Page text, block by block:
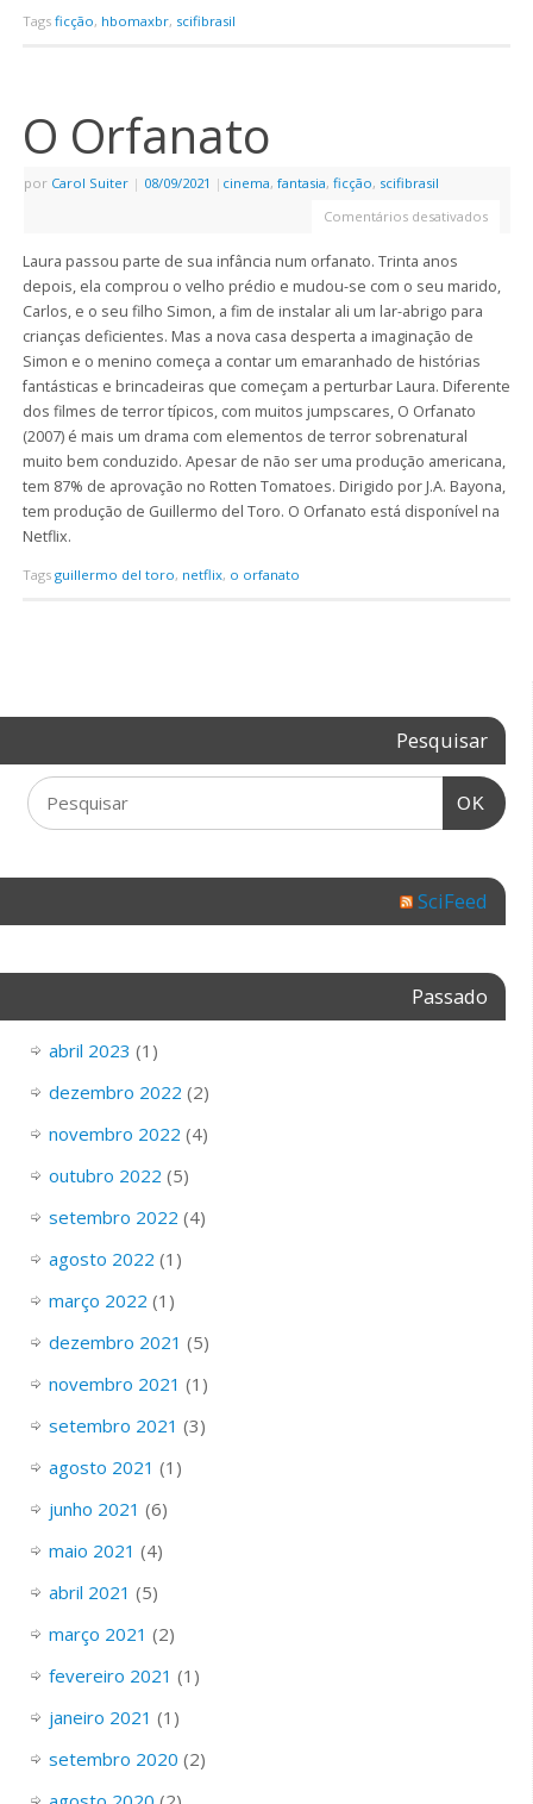
Tags ficção, hbomaxbr, scifibrasil
O Orfanato
por Carol Suiter | 08/09/2021 | cinema, fantasia, ficção, scifibrasil
Comentários desativados
Laura passou parte de sua infância num orfanato. Trinta anos
depois, ela comprou o velho prédio e mudou-se com o seu marido,
Carlos, e o seu filho Simon, a fim de instalar ali um lar-abrigo para
crianças deficientes. Mas a nova casa desperta a imaginação de
Simon e o menino começa a contar um emaranhado de histórias
fantásticas e brincadeiras que começam a perturbar Laura. Diferente
dos filmes de terror típicos, com muitos jumpscares, O Orfanato
(2007) é mais um drama com elementos de terror sobrenatural
muito bem conduzido. Apesar de não ser uma produção americana,
tem 87% de aprovação no Rotten Tomatoes. Dirigido por J.A. Bayona,
tem produção de Guillermo del Toro. O Orfanato está disponível na
Netflix.
Tags guillermo del toro, netflix, o orfanato
Pesquisar
OK
SciFeed
Passado
abril 2023 (1)
dezembro 2022 (2)
novembro 2022 (4)
outubro 2022 (5)
setembro 2022 (4)
agosto 2022 (1)
março 2022 (1)
dezembro 2021 (5)
novembro 2021 (1)
setembro 2021 (3)
agosto 2021 (1)
junho 2021 (6)
maio 2021 (4)
abril 2021 (5)
março 2021 (2)
fevereiro 2021 (1)
janeiro 2021 (1)
setembro 2020 (2)